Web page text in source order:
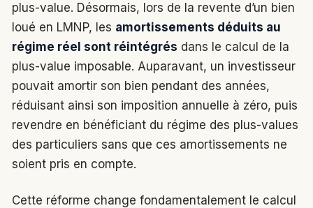
plus-value. Désormais, lors de la revente d’un bien
loué en LMNP, les amortissements déduits au
régime réel sont réintégrés dans le calcul de la
plus-value imposable. Auparavant, un investisseur
pouvait amortir son bien pendant des années,
réduisant ainsi son imposition annuelle à zéro, puis
revendre en bénéficiant du régime des plus-values
des particuliers sans que ces amortissements ne
soient pris en compte.
Cette réforme change fondamentalement le calcul